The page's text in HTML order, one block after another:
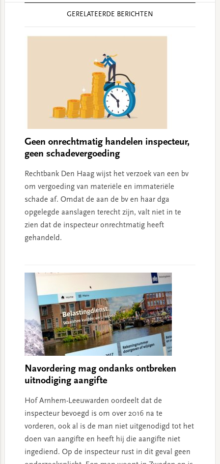
GERELATEERDE BERICHTEN
Geen onrechtmatig handelen inspecteur,
geen schadevergoeding
Rechtbank Den Haag wijst het verzoek van een bv
om vergoeding van materiële en immateriële
schade af. Omdat de aan de bv en haar dga
opgelegde aanslagen terecht zijn, valt niet in te
zien dat de inspecteur onrechtmatig heeft
gehandeld.
Navordering mag ondanks ontbreken
uitnodiging aangifte
Hof Arnhem-Leeuwarden oordeelt dat de
inspecteur bevoegd is om over 2016 na te
vorderen, ook al is de man niet uitgenodigd tot het
doen van aangifte en heeft hij die aangifte niet
ingediend. Op de inspecteur rust in dit geval geen